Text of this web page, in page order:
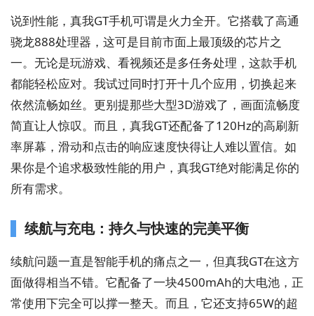
说到性能，真我GT手机可谓是火力全开。它搭载了高通
骁龙888处理器，这可是目前市面上最顶级的芯片之
一。无论是玩游戏、看视频还是多任务处理，这款手机
都能轻松应对。我试过同时打开十几个应用，切换起来
依然流畅如丝。更别提那些大型3D游戏了，画面流畅度
简直让人惊叹。而且，真我GT还配备了120Hz的高刷新
率屏幕，滑动和点击的响应速度快得让人难以置信。如
果你是个追求极致性能的用户，真我GT绝对能满足你的
所有需求。
续航与充电：持久与快速的完美平衡
续航问题一直是智能手机的痛点之一，但真我GT在这方
面做得相当不错。它配备了一块4500mAh的大电池，正
常使用下完全可以撑一整天。而且，它还支持65W的超